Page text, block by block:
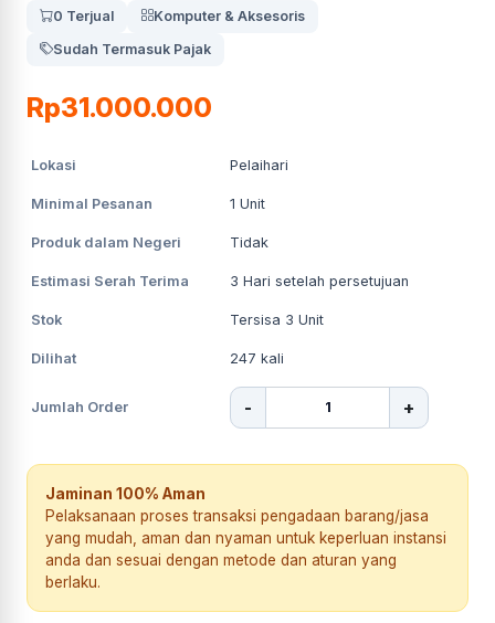
0 Terjual
Komputer & Aksesoris
Sudah Termasuk Pajak
Rp31.000.000
Lokasi Pelaihari
Minimal Pesanan 1 Unit
Produk dalam Negeri Tidak
Estimasi Serah Terima 3 Hari setelah persetujuan
Stok Tersisa 3 Unit
Dilihat 247 kali
Jumlah Order - +
Jaminan 100% Aman
Pelaksanaan proses transaksi pengadaan barang/jasa
yang mudah, aman dan nyaman untuk keperluan instansi
anda dan sesuai dengan metode dan aturan yang
berlaku.